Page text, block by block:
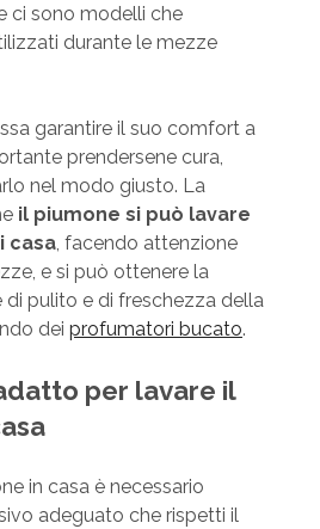
ci sono modelli che
durante le mezze
garantire il suo comfort a
prendersene cura,
nel modo giusto. La
il piumone si può lavare
casa, facendo attenzione
e si può ottenere la
di pulito e di freschezza della
dei profumatori bucato.
per lavare il
in casa è necessario
adeguato che rispetti il